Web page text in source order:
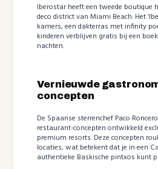
Iberostar heeft een tweede boutique
deco district van Miami Beach. Het
kamers, een dakterras met infinity
kinderen verblijven gratis bij een
nachten.
Vernieuwde
concepten
De Spaanse sterrenchef Paco
restaurant-concepten ontwikkeld
premium resorts. Deze concepten
locaties, wat betekent dat je in een
authentieke Baskische pintxos kunt